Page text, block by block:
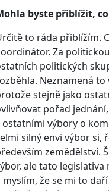
byste přiblížit,
to ráda přiblížím.
Za
politických
Neznamená
stejně jako
pořad
ostatními výbory o
silný envi výbor si,
zemědělství.
ale tato
myslím, že se mi to